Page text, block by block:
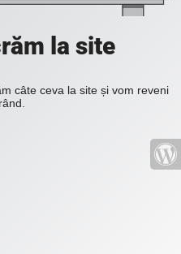
la site
câte ceva la site și vom reveni